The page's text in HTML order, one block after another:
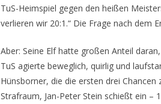
TuS-Heimspiel gegen den heißen
verlieren wir 20:1.“ Die Frage nach dem
Aber: Seine Elf hatte großen Anteil
TuS agierte beweglich, quirlig und
Hünsborner, die die ersten drei
Strafraum, Jan-Peter Stein schießt ein –